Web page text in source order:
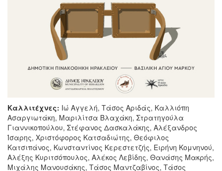
Καλλιτέχνες: Ιώ Αγγελή, Τάσος Αριδάς, Καλλιόπη
Ασαργιωτάκη, Μαριλίτσα Βλαχάκη, Στρατηγούλα
Γιαννικοπούλου, Στέφανος Δασκαλάκης, Αλέξανδρος
Ίσαρης, Χριστόφορος Κατσαδιώτης, Θεόφιλος
Κατσιπάνος, Κωνσταντίνος Κερεστετζής, Ειρήνη Κομνηνού,
Αλέξης Κυριτσόπουλος, Αλέκος Λεβίδης, Θανάσης Μακρής,
Μιχάλης Μανουσάκης, Τάσος Μαντζαβίνος, Τάσος